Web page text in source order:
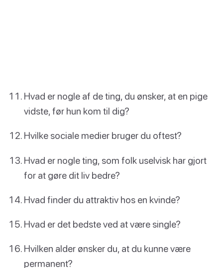
Hvad er nogle af de ting, du ønsker, at en pige
vidste, før hun kom til dig?
Hvilke sociale medier bruger du oftest?
Hvad er nogle ting, som folk uselvisk har gjort
for at gøre dit liv bedre?
Hvad finder du attraktiv hos en kvinde?
Hvad er det bedste ved at være single?
Hvilken alder ønsker du, at du kunne være
permanent?